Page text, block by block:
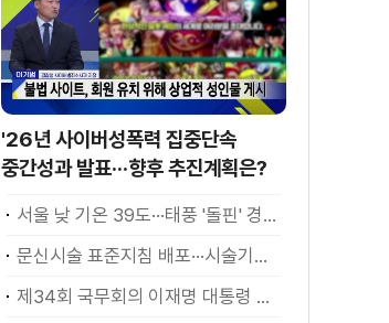
'26년 사이버성폭력 집중단속
중간성과 발표···향후 추진계획은?
서울 낮 기온 39도···태풍 '돌핀' 경로 변수
문신시술 표준지침 배포···시술기구, 일회용 사용 후 폐기
제34회 국무회의 이재명 대통령 모두발언